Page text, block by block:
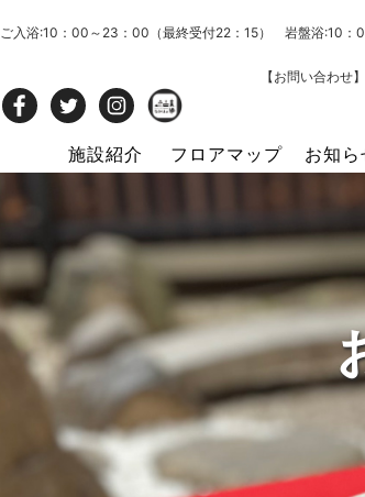
ご入浴:10：00～23：00（最終受付22：15） 岩盤浴:10：
【お問い合わ
施設紹介 フロアマップ お知ら